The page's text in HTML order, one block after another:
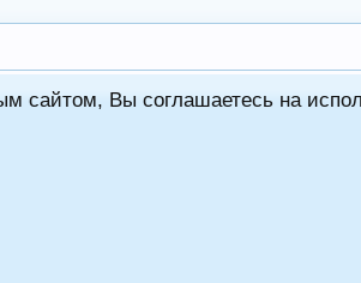
сайтом, Вы соглашаетесь на